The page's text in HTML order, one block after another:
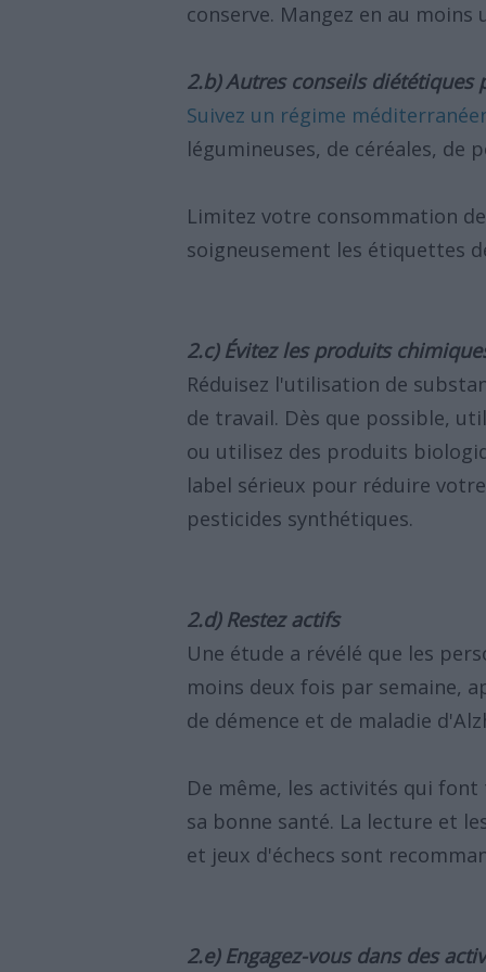
conserve. Mangez en au moins
2.b) Autres conseils diététiques
Suivez un régime
légumineuses, de céréales, de
Limitez votre consommation
soigneusement les étiquettes
2.c) Évitez les produits
Réduisez l'utilisation de
de travail. Dès que possible,
ou utilisez des produits
label sérieux pour réduire
pesticides synthétiques.
2.d) Restez actifs
Une étude a révélé que les
moins deux fois par semaine,
de démence et de maladie
De même, les activités qui
sa bonne santé. La lecture et
et jeux d'échecs sont
2.e) Engagez-vous dans des